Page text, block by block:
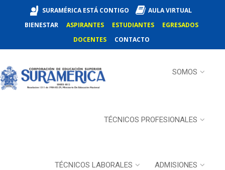
SURAMÉRICA ESTÁ CONTIGO
AULA VIRTUAL
BIENESTAR
ASPIRANTES ESTUDIANTES
EGRESADOS
DOCENTES
CONTACTO
SOMOS
TÉCNICOS PROFESIONALES
TÉCNICOS LABORALES ADMISIONES